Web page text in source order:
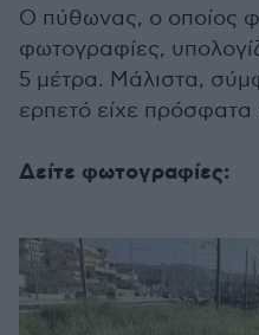
Ο πύθωνας, ο οποίος
φωτογραφίες,
5 μέτρα. Μάλιστα,
ερπετό είχε πρόσφατα
Δείτε φωτογραφίες: